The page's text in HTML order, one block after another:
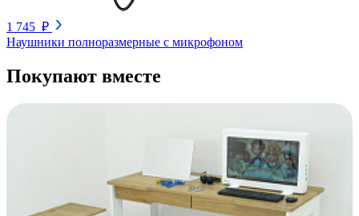
1 745 ₽
Наушники полноразмерные с микрофоном
Покупают вместе